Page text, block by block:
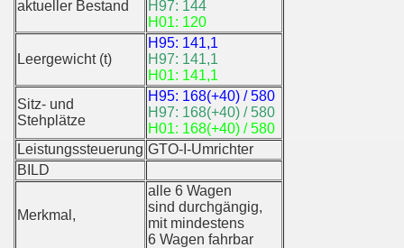
aktueller Bestand
H97: 144
H01: 120
Leergewicht (t)
H95: 141,1
H97: 141,1
H01: 141,1
Sitz- und
Stehplätze
H95: 168(+40) / 580
H97: 168(+40) / 580
H01: 168(+40) / 580
Leistungssteuerung GTO-I-Umrichter
BILD
Merkmal,
alle 6 Wagen
sind durchgängig,
mit mindestens
6 Wagen fahrbar